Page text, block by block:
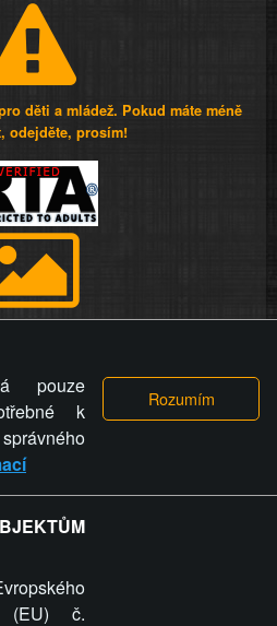
děti a mládež. Pokud máte méně
odejděte, prosím!
se toto opatření provozovatele
umístila fotografii nebo video na
odstranění fotografie, videa nebo
okolnost uplatnit vůči
nárok na náhradu škody nebo
újmy.
není zvrácenej. To jen
lidi...
pouze
k
(EU) č.